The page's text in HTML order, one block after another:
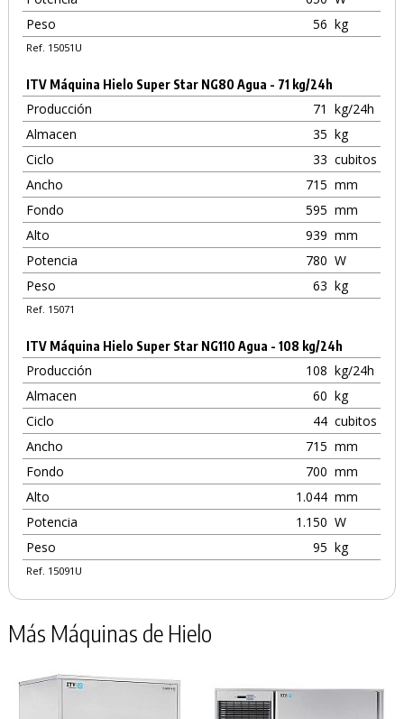
Peso
56 kg
Ref. 15051U
ITV Máquina Hielo Super Star NG80 Agua - 71 kg/24h
Producción 71
kg/24h
Almacen
35 kg
Ciclo
33 cubitos
Ancho
715 mm
Fondo
595 mm
Alto
939 mm
Potencia
780 W
Peso
63 kg
Ref. 15071
ITV Máquina Hielo Super Star NG110 Agua - 108 kg/24h
Producción 108 kg/24h
Almacen
60 kg
Ciclo
44 cubitos
Ancho
715 mm
Fondo
700 mm
Alto
1.044 mm
Potencia
1.150 W
Peso
95 kg
Ref. 15091U
Más Máquinas de Hielo